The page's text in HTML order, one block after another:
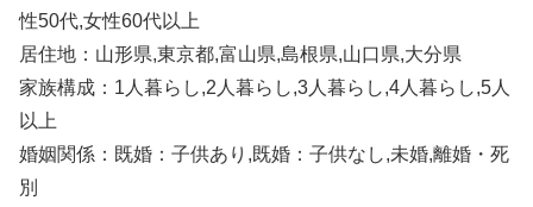
性50代,女性60代以上
居住地：山形県,東京都,富山県,島根県,山口県,大分県
家族構成：1人暮らし,2人暮らし,3人暮らし,4人暮らし,5人
以上
婚姻関係：既婚：子供あり,既婚：子供なし,未婚,離婚・死
別